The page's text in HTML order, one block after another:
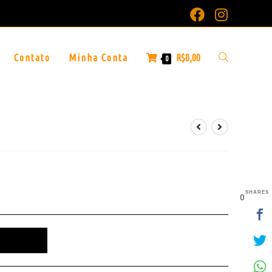
Contato Minha Conta 0 R$0,00
0SHARES